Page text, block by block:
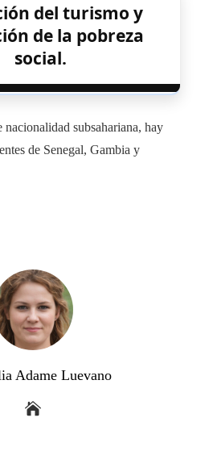
del turismo y
de la pobreza
social.
nacionalidad subsahariana, hay
de Senegal, Gambia y
Adame Luevano